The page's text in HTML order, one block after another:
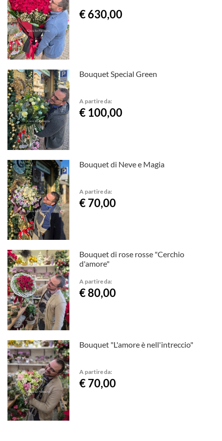
€ 630,00
Bouquet Special Green
A partire da:
€ 100,00
Bouquet di Neve e Magia
A partire da:
€ 70,00
Bouquet di rose rosse "Cerchio
d'amore"
A partire da:
€ 80,00
Bouquet "L'amore è nell'intreccio"
A partire da:
€ 70,00